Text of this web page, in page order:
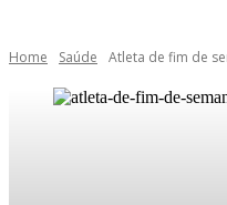
Home Saúde Atleta de fim de